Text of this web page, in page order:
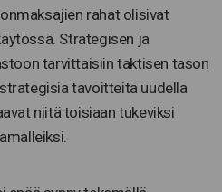
rahat olisivat
Strategisen ja
tarvittaisiin taktisen tason
tavoitteita uudella
niitä toisiaan tukeviksi